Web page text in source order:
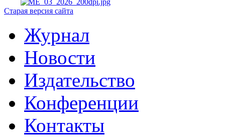
Старая версия сайта
Журнал
Новости
Издательство
Конференции
Контакты